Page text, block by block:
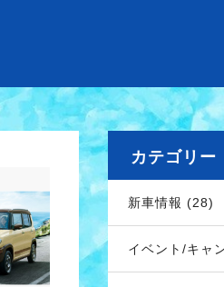
カテゴリー
新車情報 (28)
イベント/キャ